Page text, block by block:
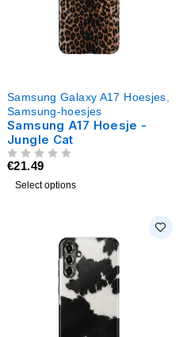
Samsung Galaxy A17 Hoesjes
Samsung-hoesjes
Samsung A17 Hoesje -
Jungle Cat
€21.49
Select options